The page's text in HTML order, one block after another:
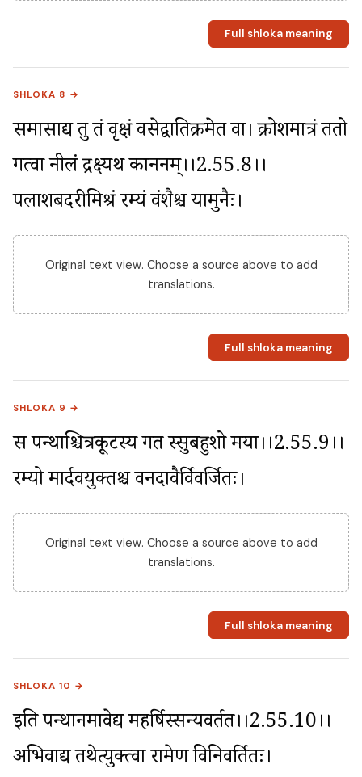
Full shloka meaning
SHLOKA 8 →
समासाद्य तु तं वृक्षं वसेद्वातिक्रमेत वा। क्रोशमात्रं ततो
गत्वा नीलं द्रक्ष्यथ काननम्।।2.55.8।।
पलाशबदरीमिश्रं रम्यं वंशैश्च यामुनैः।
Original text view. Choose a source above to add
translations.
Full shloka meaning
SHLOKA 9 →
स पन्थाश्चित्रकूटस्य गत स्सुबहुशो मया।।2.55.9।।
रम्यो मार्दवयुक्तश्च वनदावैर्विवर्जितः।
Original text view. Choose a source above to add
translations.
Full shloka meaning
SHLOKA 10 →
इति पन्थानमावेद्य महर्षिस्सन्यवर्तत।।2.55.10।।
अभिवाद्य तथेत्युक्त्वा रामेण विनिवर्तितः।